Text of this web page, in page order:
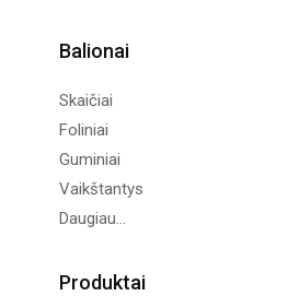
Balionai
Skaičiai
Foliniai
Guminiai
Vaikštantys
Daugiau...
Produktai